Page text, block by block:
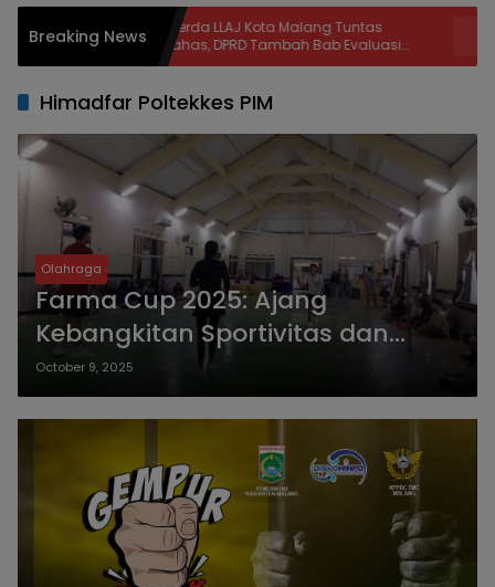
Breaking News
Raperda LLAJ Kota Malang Tuntas
Dibahas, DPRD Tambah Bab Evaluasi
dan Delapan Catatan Strategis Demi
Ratusan
Himadfar Poltekkes PIM
Olahraga
Farma Cup 2025: Ajang
Kebangkitan Sportivitas dan
Inovasi di Lingkungan Mahasiswa
Farmasi Poltekkes PIM
October 9, 2025